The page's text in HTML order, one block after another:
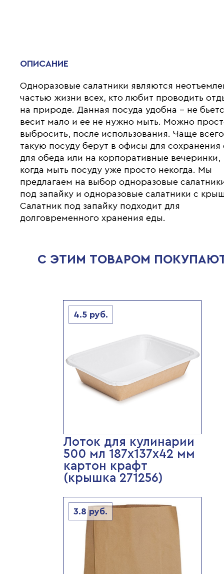
ОПИСАНИЕ
Одноразовые салатники являются
частью жизни всех, кто любит проводить
на природе. Данная посуда удобна - не
весит мало и ее не нужно мыть. Можно
выбросить, после использования. Чаще всего
такую посуду берут в офисы для сохранения
для обеда или на корпоративные вечеринки,
когда мыть посуду уже просто некогда. Мы
предлагаем на выбор одноразовые
под запайку и одноразовые салатники с
Салатник под запайку подходит для
долговременного хранения еды.
С ЭТИМ ТОВАРОМ
4.5руб.
Лоток для кулинарии
500 мл 187х137х42 мм
картон крафт
(крышка 271256)
3.8руб.